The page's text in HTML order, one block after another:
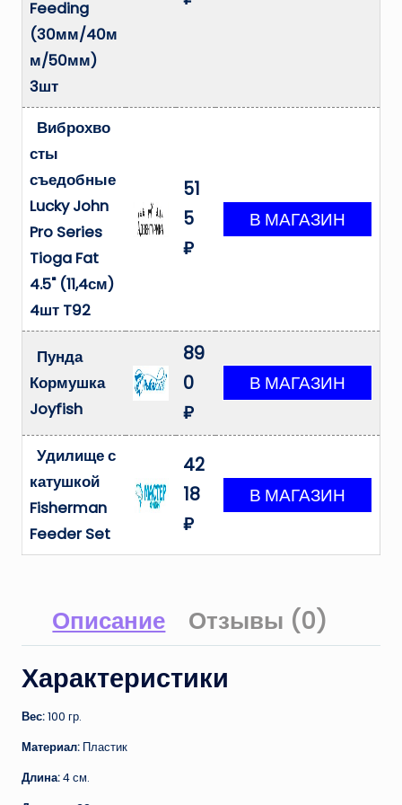
Feeding
(30мм/40м
м/50мм)
3шт
Виброхво
сты
съедобные
Lucky John
Pro Series
Tioga Fat
4.5" (11,4см)
4шт T92
51
5
₽
Пунда
Кормушка
Joyfish
89
0
₽
Удилище с
катушкой
Fisherman
Feeder Set
42
18
₽
Описание Отзывы (0)
Характеристики
Вес:100 гр.
Материал: Пластик
Длина:4 см.